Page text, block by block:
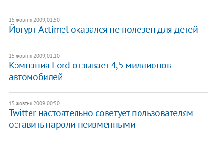
15 жовтня 2009, 01:50
Йогурт Actimel оказался не полезен для детей
15 жовтня 2009, 01:10
Компания Ford отзывает 4,5 миллионов
автомобилей
15 жовтня 2009, 00:50
Twitter настоятельно советует пользователям
оставить пароли неизменными